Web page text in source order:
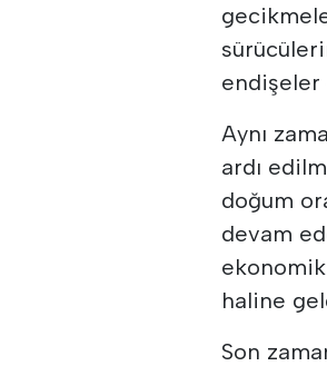
endişeler
Aynı
ardı
doğum
devam
haline
Son